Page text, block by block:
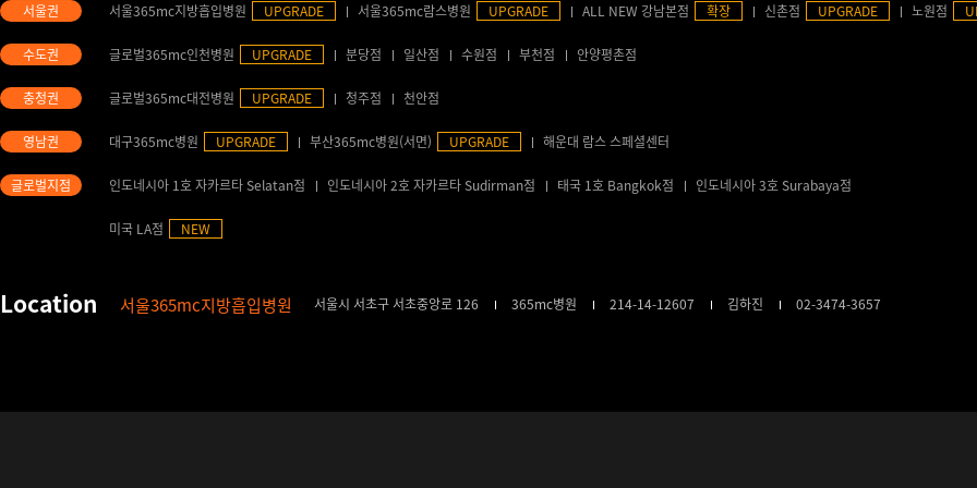
서울365mc지방흡입병원 UPGRADE 서울365mc람스병원 UPGRADE ALL NEW 강남본점 확장 신촌점 UPGRADE 노원점
글로벌365mc인천병원 UPGRADE 분당점 일산점 수원점 부천점 안양평촌점
글로벌365mc대전병원 UPGRADE 청주점 천안점
대구365mc병원 UPGRADE 부산365mc병원(서면) UPGRADE 해운대 람스 스페셜센터
인도네시아 1호 자카르타 Selatan점 인도네시아 2호 자카르타 Sudirman점 태국 1호 Bangkok점 인도네시아 3호 Surabaya점
미국 LA점 NEW
서울365mc지방흡입병원 서울시 서초구 서초중앙로 126 365mc병원 214-14-12607 김하진 02-3474-3657